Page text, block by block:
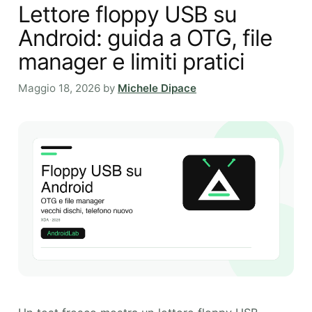
Lettore floppy USB su
Android: guida a OTG, file
manager e limiti pratici
Maggio 18, 2026 by Michele Dipace